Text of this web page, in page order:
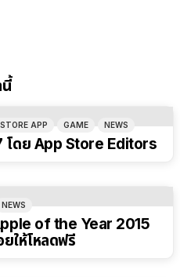
APP GAME NEWS
โดย App Store Editors
NEWS
of the Year 2015
ให้โหลดฟรี